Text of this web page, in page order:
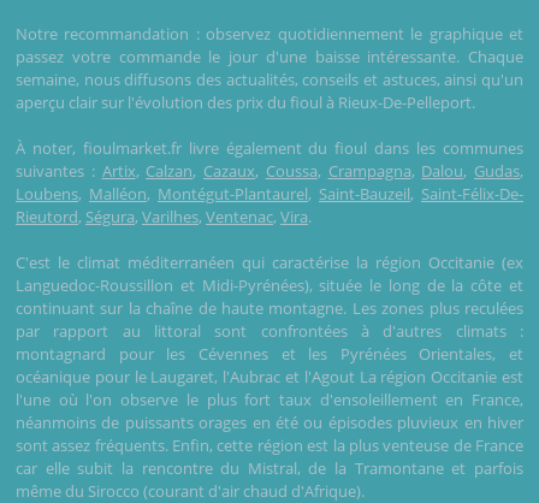
Notre recommandation : observez quotidiennement le graphique et
passez votre commande le jour d'une baisse intéressante. Chaque
semaine, nous diffusons des actualités, conseils et astuces, ainsi qu'un
aperçu clair sur l'évolution des prix du fioul à Rieux-De-Pelleport.
À noter, fioulmarket.fr livre également du fioul dans les communes
suivantes : Artix, Calzan, Cazaux, Coussa, Crampagna, Dalou, Gudas,
Loubens, Malléon, Montégut-Plantaurel, Saint-Bauzeil, Saint-Félix-De-
Rieutord, Ségura, Varilhes, Ventenac, Vira.
C'est le climat méditerranéen qui caractérise la région Occitanie (ex
Languedoc-Roussillon et Midi-Pyrénées), située le long de la côte et
continuant sur la chaîne de haute montagne. Les zones plus reculées
par rapport au littoral sont confrontées à d'autres climats :
montagnard pour les Cévennes et les Pyrénées Orientales, et
océanique pour le Laugaret, l'Aubrac et l'Agout La région Occitanie est
l'une où l'on observe le plus fort taux d'ensoleillement en France,
néanmoins de puissants orages en été ou épisodes pluvieux en hiver
sont assez fréquents. Enfin, cette région est la plus venteuse de France
car elle subit la rencontre du Mistral, de la Tramontane et parfois
même du Sirocco (courant d'air chaud d'Afrique).